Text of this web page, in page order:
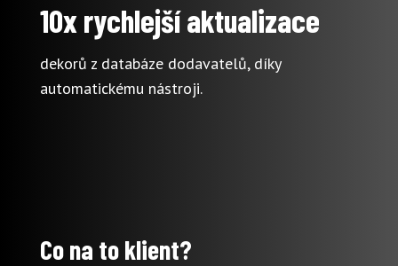
10x rychlejší aktualizace
dekorů z databáze dodavatelů, díky
automatickému nástroji.
Co na to klient?